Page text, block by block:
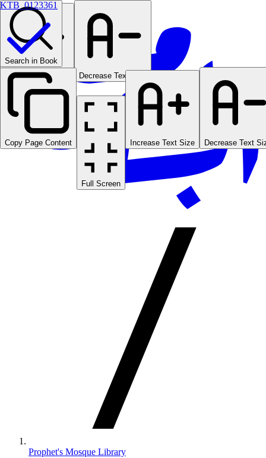
Prophet's Mosque Library
Increase Text Size Decrease Text Size
Search in Book
Copy Page Content
Full Screen
Increase Text Size Decrease Text
KTB_0123361